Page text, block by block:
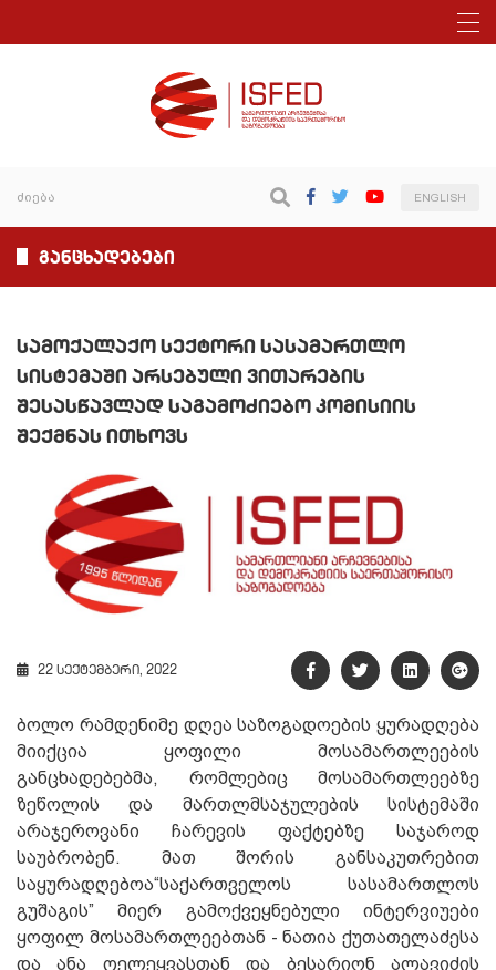
ENGLISH
განცხადებები
სამოქალაქო სექტორი სასამართლო
სისტემაში არსებული ვითარების
შესასწავლად საგამოძიებო კომისიის
შექმნას ითხოვს
22 სექტემბერი, 2022
ბოლო რამდენიმე დღეა საზოგადოების ყურადღება
მიიქცია ყოფილი მოსამართლეების
განცხადებებმა, რომლებიც მოსამართლეებზე
ზეწოლის და მართლმსაჯულების სისტემაში
არაჯეროვანი ჩარევის ფაქტებზე საჯაროდ
საუბრობენ. მათ შორის განსაკუთრებით
საყურადღებოა“საქართველოს სასამართლოს
გუშაგის” მიერ გამოქვეყნებული ინტერვიუები
ყოფილ მოსამართლეებთან - ნათია ქუთათელაძესა
და ანა ღელეყვასთან და ბესარიონ ალავიძის